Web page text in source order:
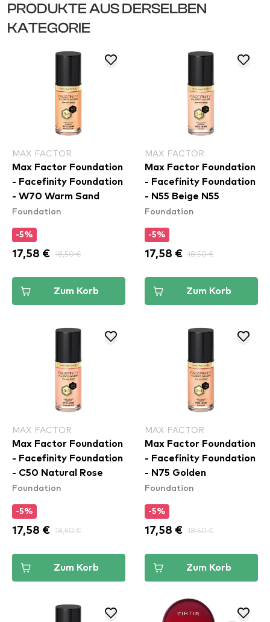
PRODUKTE AUS DERSELBEN
KATEGORIE
MAX FACTOR
Max Factor Foundation
- Facefinity Foundation
- W70 Warm Sand
Foundation
-5%
17,58 € 18,50 €
Zum Korb
MAX FACTOR
Max Factor Foundation
- Facefinity Foundation
- N55 Beige N55
Foundation
-5%
17,58 € 18,50 €
Zum Korb
MAX FACTOR
Max Factor Foundation
- Facefinity Foundation
- C50 Natural Rose
Foundation
-5%
17,58 € 18,50 €
Zum Korb
MAX FACTOR
Max Factor Foundation
- Facefinity Foundation
- N75 Golden
Foundation
-5%
17,58 € 18,50 €
Zum Korb